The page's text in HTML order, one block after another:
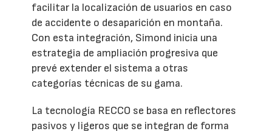
facilitar la localización de usuarios en caso
de accidente o desaparición en montaña.
Con esta integración, Simond inicia una
estrategia de ampliación progresiva que
prevé extender el sistema a otras
categorías técnicas de su gama.
La tecnología RECCO se basa en reflectores
pasivos y ligeros que se integran de forma